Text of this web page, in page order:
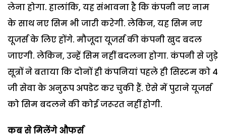
लेना होगा. हालांकि, यह संभावना है कि कंपनी नए नाम
के साथ नए सिम भी जारी करेगी. लेकिन, यह सिम नए
यूजर्स के लिए होंगे. मौजूदा यूजर्स की कंपनी खुद बदल
जाएगी. लेकिन, उन्हें सिम नहीं बदलना होगा. कंपनी से जुड़े
सूत्रों ने बताया कि दोनों ही कंपनियां पहले ही सिस्टम को 4
जी सेवा के अनुरूप अपडेट कर चुकी हैं. ऐसे में पुराने यूजर्स
को सिम बदलने की कोई जरूरत नहीं होगी.
कब से मिलेंगे औफर्स